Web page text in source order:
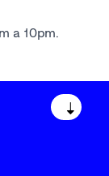
a 10pm.
↓